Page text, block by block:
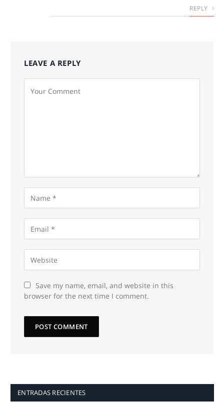
REPLY
LEAVE A REPLY
Save my name, email, and website in this
browser for the next time I comment.
ENTRADAS RECIENTES